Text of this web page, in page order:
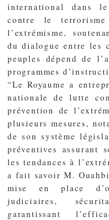
international dans
contre le
l’extrémisme,
du dialogue entre les
peuples dépend de
programmes
“Le Royaume a
nationale de lutte
prévention de
plusieurs mesures,
de son système
préventives assurant
les tendances à
a fait savoir M.
mise en place
judiciaires,
garantissant